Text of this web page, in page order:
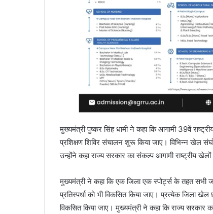
मुख्यमंत्री पुष्कर सिंह धामी ने कहा कि आगामी 39वें
प्रशिक्षण शिविर संचालन शुरू किया जाए। विभिन्न खेल
उन्होंने कहा राज्य सरकार का संकल्प आगामी राष्ट्रीय
मुख्यमंत्री ने कहा कि एक जिला एक स्पोर्ट्स के तहत सभी
प्रतिस्पर्धा को भी विकसित किया जाए। प्रत्येक जिला
विकसित किया जाए। मुख्यमंत्री ने कहा कि राज्य सरकार